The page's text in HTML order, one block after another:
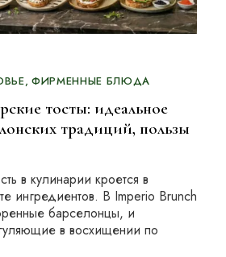
ФИРМЕННЫЕ БЛЮДА
тосты: идеальное
традиций, пользы
в кулинарии кроется в
ингредиентов. В Imperio Brunch
барселонцы, и
в восхищении по